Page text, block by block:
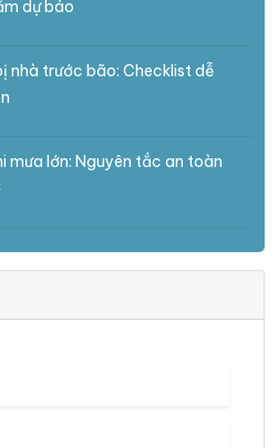
dự báo
nhà trước bão: Checklist dễ
mưa lớn: Nguyên tắc an toàn